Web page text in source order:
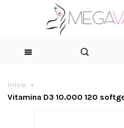
Início
Vitamina D3 10.000 120